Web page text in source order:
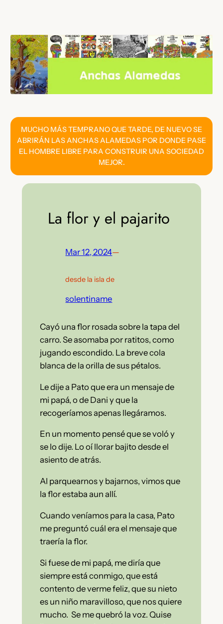
contenido
MUCHO MÁS TEMPRANO QUE TARDE, DE NUEVO SE
ABRIRÁN LAS ANCHAS ALAMEDAS POR DONDE PASE
EL HOMBRE LIBRE PARA CONSTRUIR UNA SOCIEDAD
MEJOR.
La flor y el pajarito
Mar 12, 2024—
desde la isla de
solentiname
Cayó una flor rosada sobre la tapa del
carro. Se asomaba por ratitos, como
jugando escondido. La breve cola
blanca de la orilla de sus pétalos.
Le dije a Pato que era un mensaje de
mi papá, o de Dani y que la
recogeríamos apenas llegáramos.
En un momento pensé que se voló y
se lo dije. Lo oí llorar bajito desde el
asiento de atrás.
Al parquearnos y bajarnos, vimos que
la flor estaba aun allí.
Cuando veníamos para la casa, Pato
me preguntó cuál era el mensaje que
traería la flor.
Si fuese de mi papá, me diría que
siempre está conmigo, que está
contento de verme feliz, que su nieto
es un niño maravilloso, que nos quiere
mucho. Se me quebró la voz. Quise